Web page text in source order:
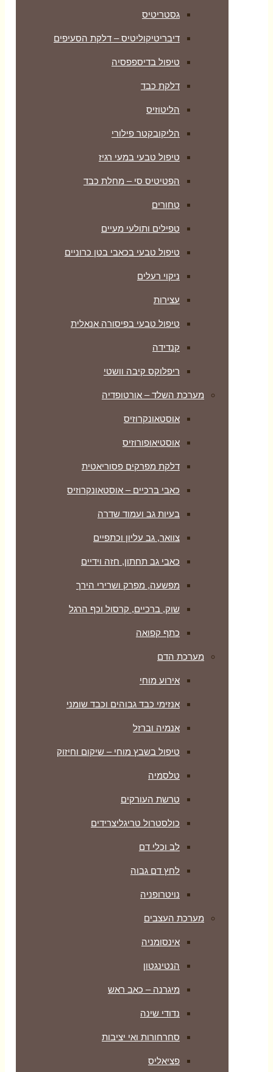
גסטריטיס
דיבריטיקוליטיס – דלקת הסעיפים
טיפול בדיספפסיה
דלקת כבד
הליטוזיס
הליקובקטר פילורי
טיפול טבעי במעי רגיז
הפטיטיס סי – מחלת כבד
טחורים
טפילים ותולעי מעיים
טיפול טבעי בכאבי בטן כרוניים
ניקוי רעלים
עצירות
טיפול טבעי בפיסורה אנאלית
קנדידה
ריפלוקס קיבה וושטי
מערכת השלד – אורטופדיה
אוסטאונקרוזיס
אוסטיאופורוזיס
דלקת מפרקים פסוריאטית
כאבי ברכיים – אוסטאונקרוזיס
בעיות גב ועמוד שדרה
צוואר, גב עליון וכתפיים
כאבי גב תחתון, חזה וידיים
מפשעה, מפרק ושרירי הירך
שוק, ברכיים, קרסול וכף הרגל
כתף קפואה
מערכת הדם
אירוע מוחי
אנזימי כבד גבוהים וכבד שומני
אנמיה וברזל
טיפול בשבץ מוחי – שיקום וחיזוק
טלסמיה
טרשת העורקים
כולסטרול טריגליצרידים
לב וכלי דם
לחץ דם גבוה
נויטרופניה
מערכת העצבים
אינסומניה
הנטינגטון
מיגרנה – כאב ראש
נדודי שינה
סחרחורות ואי יציבות
פציאליס